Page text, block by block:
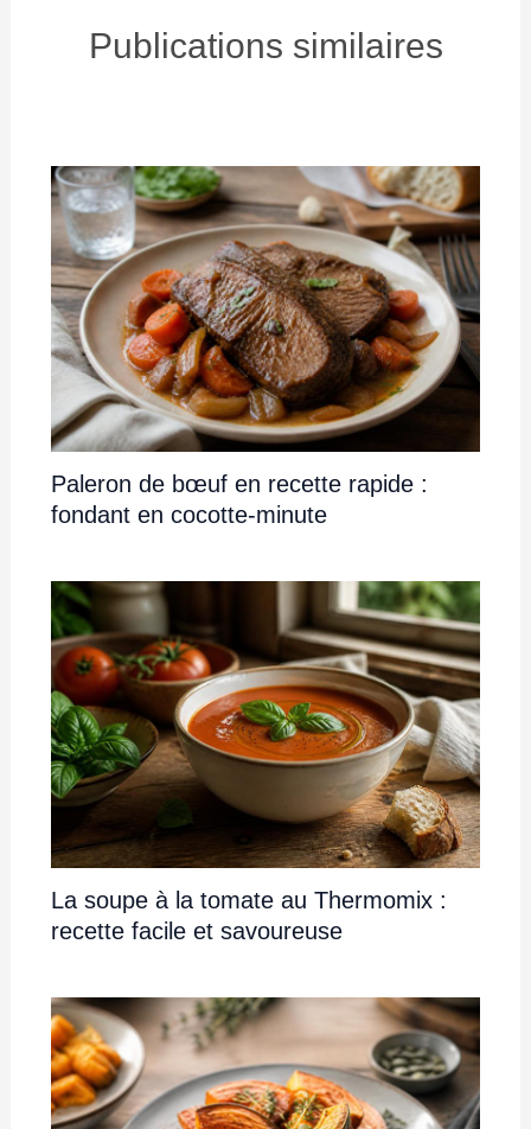
Publications similaires
Paleron de bœuf en recette rapide :
fondant en cocotte-minute
La soupe à la tomate au Thermomix :
recette facile et savoureuse